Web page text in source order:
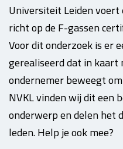
Universiteit Leiden
richt op de F-gassen
Voor dit onderzoek is er
gerealiseerd dat in
ondernemer beweegt
NVKL vinden wij dit een
onderwerp en delen het
leden. Help je ook mee?